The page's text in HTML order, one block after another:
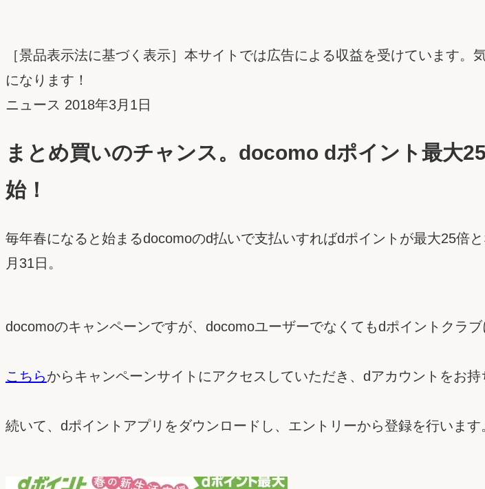
［景品表示法に基づく表示］本サイトでは広告による収益を受けています
になります！
ニュース 投
日：
2018年3月1日
まとめ買いのチャンス。docomo dポイント最大
始！
毎年春になると始まるdocomoのd払いで支払いすればdポイントが最大25倍
月31日。
docomoのキャンペーンですが、docomoユーザーでなくてもdポイントクラ
こちらからキャンペーンサイトにアクセスしていただき、dアカウントをお
続いて、dポイントアプリをダウンロードし、エントリーから登録を行います